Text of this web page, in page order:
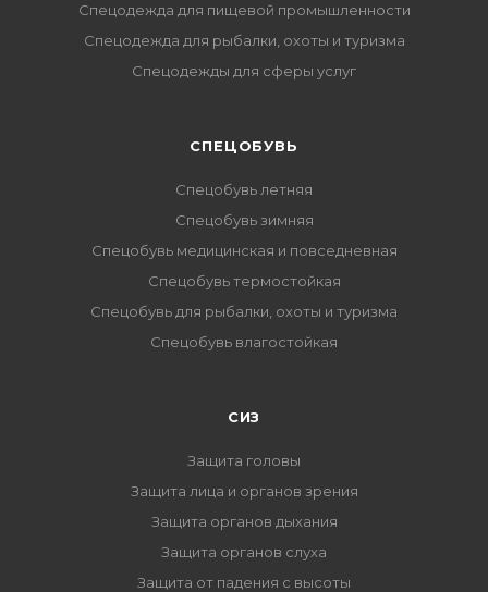
Спецодежда для пищевой промышленности
Спецодежда для рыбалки, охоты и туризма
Спецодежды для сферы услуг
CПЕЦОБУВЬ
Спецобувь летняя
Спецобувь зимняя
Спецобувь медицинская и повседневная
Спецобувь термостойкая
Спецобувь для рыбалки, охоты и туризма
Спецобувь влагостойкая
СИЗ
Защита головы
Защита лица и органов зрения
Защита органов дыхания
Защита органов слуха
Защита от падения с высоты